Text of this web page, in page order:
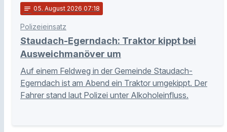
notes 05. August 2026 07:18
Polizeieinsatz
Staudach-Egerndach: Traktor kippt bei
Ausweichmanöver um
Auf einem Feldweg in der Gemeinde Staudach-
Egerndach ist am Abend ein Traktor umgekippt. Der
Fahrer stand laut Polizei unter Alkoholeinfluss.